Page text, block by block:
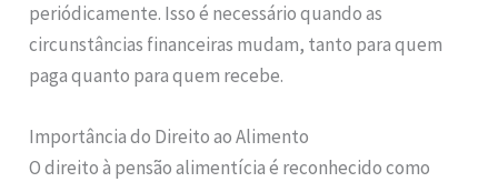
periódicamente. Isso é necessário quando as
circunstâncias financeiras mudam, tanto para quem
paga quanto para quem recebe.
Importância do Direito ao Alimento
O direito à pensão alimentícia é reconhecido como